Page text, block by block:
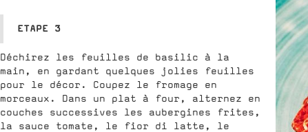
ETAPE 3
Déchirez les feuilles de basilic à la
main, en gardant quelques jolies feuilles
pour le décor. Coupez le fromage en
morceaux. Dans un plat à four, alternez en
couches successives les aubergines frites,
la sauce tomate, le fior di latte, le